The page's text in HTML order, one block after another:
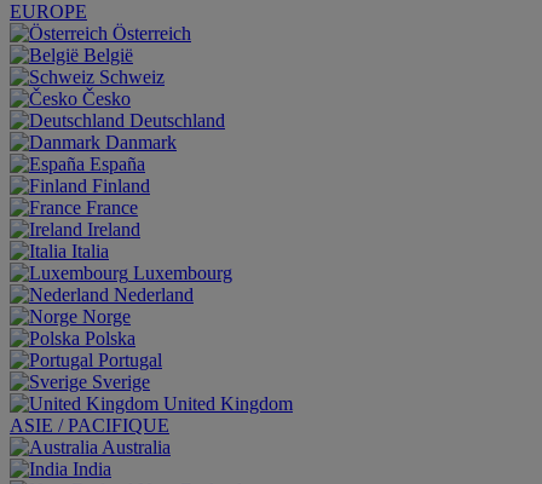
EUROPE
Österreich
België
Schweiz
Česko
Deutschland
Danmark
España
Finland
France
Ireland
Italia
Luxembourg
Nederland
Norge
Polska
Portugal
Sverige
United Kingdom
ASIE / PACIFIQUE
Australia
India